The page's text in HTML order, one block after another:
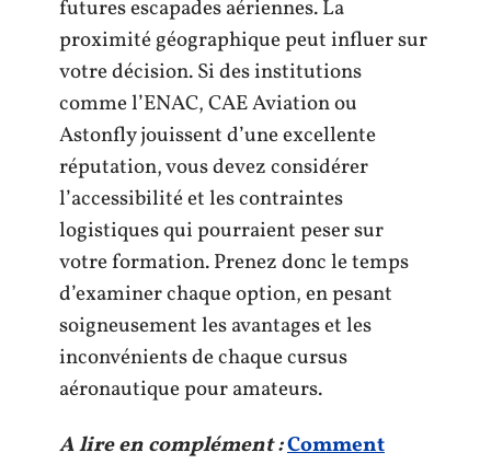
futures escapades aériennes. La
proximité géographique peut influer sur
votre décision. Si des institutions
comme l’ENAC, CAE Aviation ou
Astonfly jouissent d’une excellente
réputation, vous devez considérer
l’accessibilité et les contraintes
logistiques qui pourraient peser sur
votre formation. Prenez donc le temps
d’examiner chaque option, en pesant
soigneusement les avantages et les
inconvénients de chaque cursus
aéronautique pour amateurs.
A lire en complément :Comment